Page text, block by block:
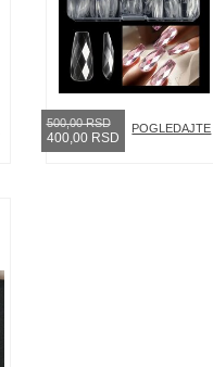
POGLEDAJTE
500,00 RSD
400,00 RSD